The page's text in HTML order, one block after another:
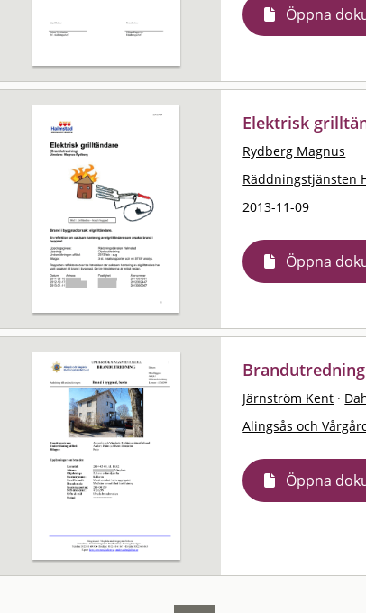
Öppna
Elektrisk
Rydberg Magnus
Räddningstjänsten
2013-11-09
Öppna
Järnström Kent ·
Alingsås och
Öppna